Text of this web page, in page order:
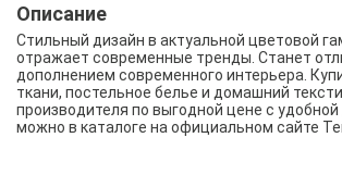
Описание
Стильный дизайн в актуальной цветовой
отражает современные тренды. Станет
дополнением современного интерьера.
ткани, постельное белье и домашний
производителя по выгодной цене с
можно в каталоге на официальном сайте